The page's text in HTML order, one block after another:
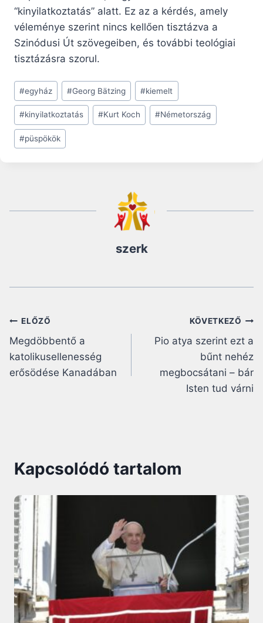
“kinyilatkoztatás” alatt. Ez az a kérdés, amely
véleménye szerint nincs kellően tisztázva a
Szinódusi Út szövegeiben, és további teológiai
tisztázásra szorul.
Post
Tags:
#egyház #Georg Bätzing #kiemelt
#kinyilatkoztatás #Kurt Koch #Németország
#püspökök
szerk
Bejegyzés
navigáció
ELŐZŐ
Megdöbbentő a
katolikusellenesség
erősödése Kanadában
KÖVETKEZŐ
Pio atya szerint ezt a
bűnt nehéz
megbocsátani – bár
Isten tud várni
Kapcsolódó tartalom